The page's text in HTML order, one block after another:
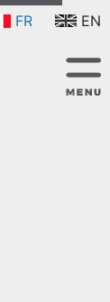
FR EN